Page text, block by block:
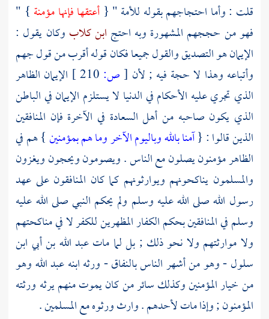
قلت : وأما احتجاجهم بقوله للأمة " { أعتقها فإنها مؤمنة } "
فهو من حججهم المشهورة وبه احتج ابن كلاب وكان يقول :
الإيمان هو التصديق والقول جميعا فكان قوله أقرب من قولجهم
وأتباعه وهذا لا حجة فيه ; لأن [ص:
الإيمان الظاهر
الذي تجري عليه الأحكام في الدنيا لا يستلزم الإيمان في الباطن
الذي يكون صاحبه من أهل السعادة في الآخرة فإن المنافقين
الذين قالوا : {آمنا بالله وباليوم الآخر وما هم بمؤمنين} هم في
الظاهر مؤمنون يصلون مع الناس . ويصومون ويحجون ويغزون
والمسلمون يناكحونهم ويوارثونهم كما كان المنافقون على عهد
رسول الله صلى الله عليه وسلم ولم يحكم النبي صلى الله عليه
وسلم في المنافقين بحكم الكفار المظهرين للكفر لا في مناكحتهم
ولا موارثتهم ولا نحو ذلك ; بل لما ماتعبد الله بن أبي ابن
سلول- وهو من أشهر الناس بالنفاق - ورثه ابنهعبد اللهوهو
من خيار المؤمنين وكذلك سائر من كان يموت منهم يرثه ورثته
المؤمنون ; وإذا مات لأحدهم . وارث ورثوه مع المسلمين .